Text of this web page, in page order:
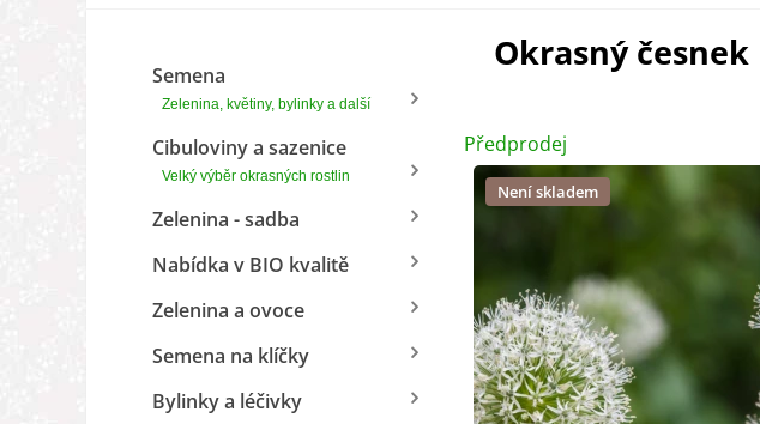
Semena
Zelenina, květiny, bylinky a další
Cibuloviny a sazenice
Velký výběr okrasných rostlin
Zelenina - sadba
Nabídka v BIO kvalitě
Zelenina a ovoce
Semena na klíčky
Bylinky a léčivky
Okrasný
Předprodej
Není skladem